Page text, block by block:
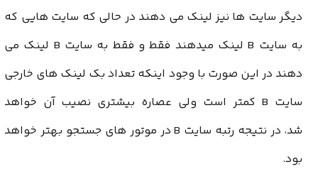
دیگر سایت ها نیز لینک می دهند در حالی که سایت هایی که
به سایت B لینک میدهند فقط و فقط به سایت B لینک می
دهند در این صورت با وجود اینکه تعداد بک لینک های خارجی
سایت B کمتر است ولی عصاره بیشتری نصیب آن خواهد
شد، در نتیجه رتبه سایت B در موتور های جستجو بهتر خواهد
بود.